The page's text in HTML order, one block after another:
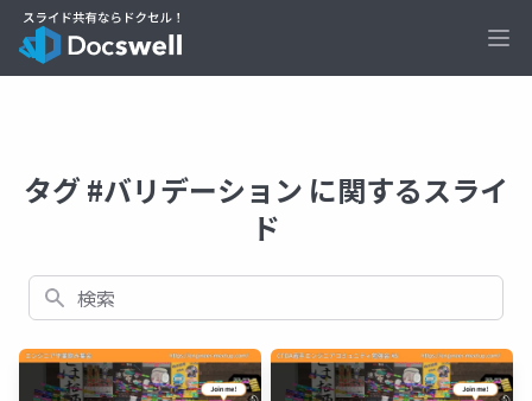
タグ #バリデーション に関するスライ
ド
検索